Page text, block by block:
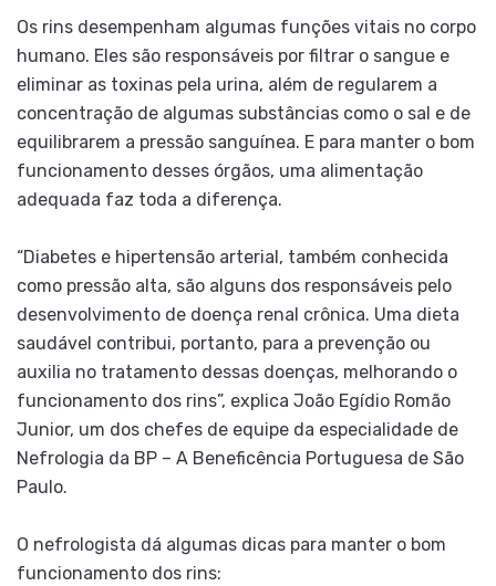
Os rins desempenham algumas funções vitais no corpo
humano. Eles são responsáveis por filtrar o sangue e
eliminar as toxinas pela urina, além de regularem a
concentração de algumas substâncias como o sal e de
equilibrarem a pressão sanguínea. E para manter o bom
funcionamento desses órgãos, uma alimentação
adequada faz toda a diferença.
“Diabetes e hipertensão arterial, também conhecida
como pressão alta, são alguns dos responsáveis pelo
desenvolvimento de doença renal crônica. Uma dieta
saudável contribui, portanto, para a prevenção ou
auxilia no tratamento dessas doenças, melhorando o
funcionamento dos rins”, explica João Egídio Romão
Junior, um dos chefes de equipe da especialidade de
Nefrologia da BP – A Beneficência Portuguesa de São
Paulo.
O nefrologista dá algumas dicas para manter o bom
funcionamento dos rins: